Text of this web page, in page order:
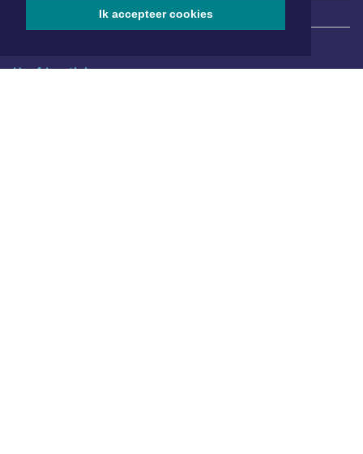
Ik accepteer cookies
| Nieuws | Sport | Evenementen
Hoofdvestiging: